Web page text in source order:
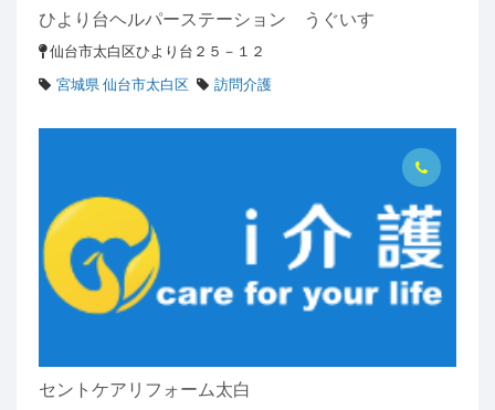
ひより台ヘルパーステーション うぐいす
仙台市太白区ひより台２５－１２
宮城県 仙台市太白区
訪問介護
セントケアリフォーム太白